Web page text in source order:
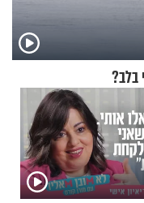
בלב?